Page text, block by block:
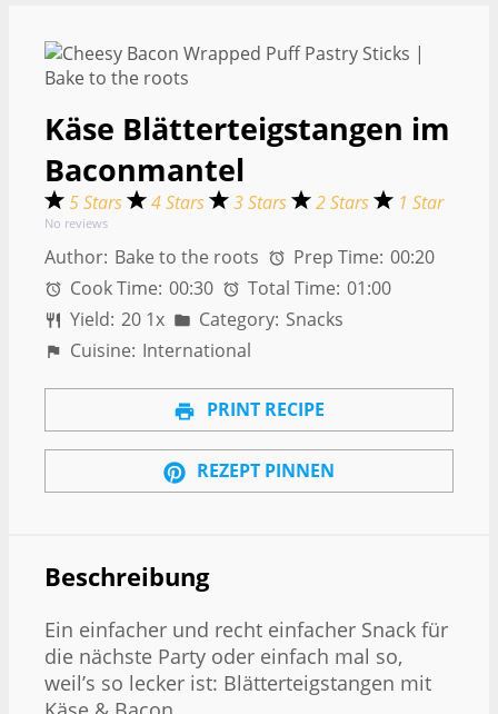
Käse Blätterteigstangen im
Baconmantel
5 Stars 4 Stars 3 Stars 2 Stars 1 Star
No reviews
Author: Bake to the roots Prep Time: 00:20
Cook Time: 00:30 Total Time: 01:00
Yield: 20 1x Category: Snacks
Cuisine: International
PRINT RECIPE
REZEPT PINNEN
Beschreibung
Ein einfacher und recht einfacher Snack für
die nächste Party oder einfach mal so,
weil’s so lecker ist: Blätterteigstangen mit